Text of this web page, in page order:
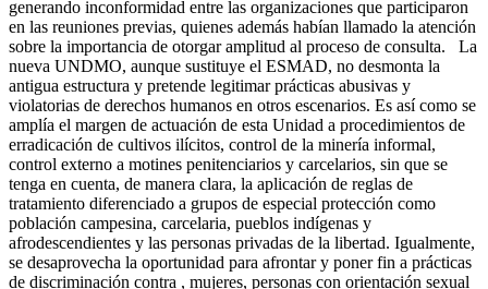
generando inconformidad entre las organizaciones que participaron
en las reuniones previas, quienes además habían llamado la atención
sobre la importancia de otorgar amplitud al proceso de consulta. La
nueva UNDMO, aunque sustituye el ESMAD, no desmonta la
antigua estructura y pretende legitimar prácticas abusivas y
violatorias de derechos humanos en otros escenarios. Es así como se
amplía el margen de actuación de esta Unidad a procedimientos de
erradicación de cultivos ilícitos, control de la minería informal,
control externo a motines penitenciarios y carcelarios, sin que se
tenga en cuenta, de manera clara, la aplicación de reglas de
tratamiento diferenciado a grupos de especial protección como
población campesina, carcelaria, pueblos indígenas y
afrodescendientes y las personas privadas de la libertad. Igualmente,
se desaprovecha la oportunidad para afrontar y poner fin a prácticas
de discriminación contra , mujeres, personas con orientación sexual